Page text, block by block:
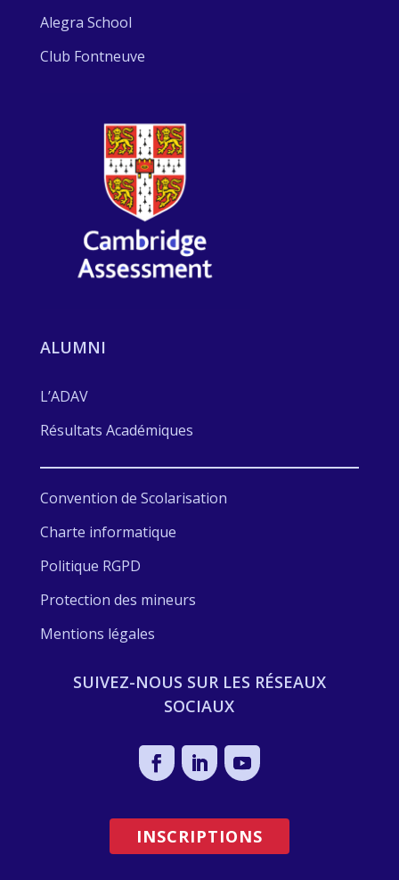
Alegra School
Club Fontneuve
ALUMNI
L’ADAV
Résultats Académiques
Convention de Scolarisation
Charte informatique
Politique RGPD
Protection des mineurs
Mentions légales
SUIVEZ-NOUS SUR LES RÉSEAUX
SOCIAUX
INSCRIPTIONS